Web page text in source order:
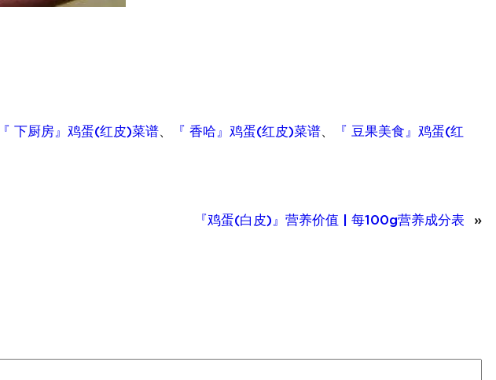
『 下厨房』鸡蛋(红皮)菜谱、 『 香哈』鸡蛋(红皮)菜谱、
『 豆果美食』鸡蛋(红
『鸡蛋(白皮)』营养价值 | 每100g营养成分表 »